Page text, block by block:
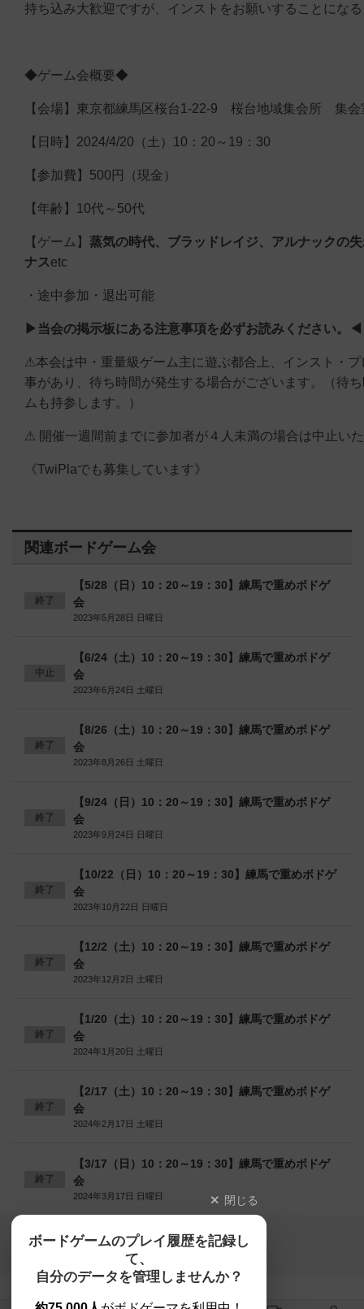
持ち込み大歓迎ですが、インストをお願いすることにな
◆ゲーム会概要◆
【会場】東京都練馬区桜台1-22-9 桜台地域集会所 集
【日時】2024/4/20（土）10：20～19：30
【参加費】500円（現金）
【年齢】10代～50代
【ゲーム】 蒸気の時代、 ブラッドレイジ、
アルナックの
ナスetc
・途中参加・退出可能
▶当会の掲示板にある注意事項を必ずお読みください。◀
⚠本会は中・重量級ゲーム主に遊ぶ都合上、インスト・
事があり、待ち時間が発生する場合がございます。（待
ムも持参します。）
⚠ 開催一週間前までに参加者が４人未満の場合は中止い
《TwiPlaでも募集しています》
関連ボードゲーム会
終了
【5/28（日）10：20～19：30】練馬で重めボドゲ
会
2023年5月28日 日曜日
中止
【6/24（土）10：20～19：30】練馬で重めボドゲ
会
2023年6月24日 土曜日
終了
【8/26（土）10：20～19：30】練馬で重めボドゲ
会
2023年8月26日 土曜日
終了
【9/24（日）10：20～19：30】練馬で重めボドゲ
会
2023年9月24日 日曜日
終了
【10/22（日）10：20～19：30】練馬で重めボドゲ
会
2023年10月22日 日曜日
終了
【12/2（土）10：20～19：30】練馬で重めボドゲ
会
2023年12月2日 土曜日
終了
【1/20（土）10：20～19：30】練馬で重めボドゲ
会
2024年1月20日 土曜日
終了
【2/17（土）10：20～19：30】練馬で重めボドゲ
会
2024年2月17日 土曜日
終了
【3/17（日）10：20～19：30】練馬で重めボドゲ
会
2024年3月17日 日曜日 閉じる
ボードゲームのプレイ履歴を記録し
て、
自分のデータを管理しませんか？
【ボドゲーマ】ボードゲームの総合情報サイト